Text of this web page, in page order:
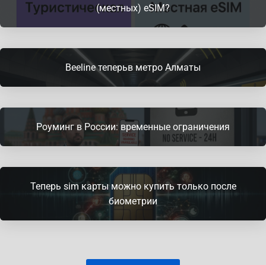
(местных) eSIM?
Beeline теперьв метро Алматы
Роуминг в России: временные ограничения
Теперь sim карты можно купить только после
биометрии